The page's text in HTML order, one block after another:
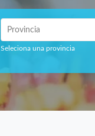
Provincia
Seleciona una provincia